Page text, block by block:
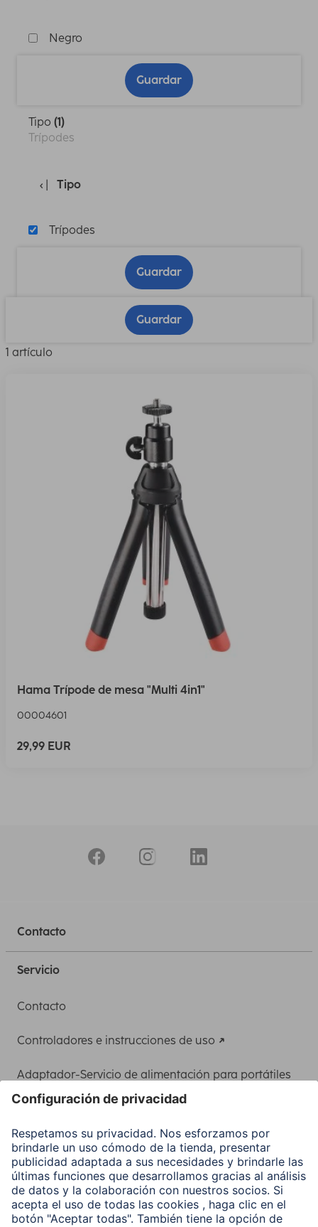
Negro
Guardar
Tipo (1)
Trípodes
Tipo
Trípodes
Guardar
Guardar
1 artículo
Hama Trípode de mesa "Multi 4in1"
00004601
29,99 EUR
Contacto
Servicio
Contacto
Controladores e instrucciones de uso
Adaptador-Servicio de alimentación para portátiles
Clientes online
Conviértete en distribuidor
Compañía